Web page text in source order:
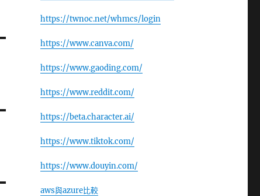
https://twnoc.net/whmcs/login
https://www.canva.com/
https://www.gaoding.com/
https://www.reddit.com/
https://beta.character.ai/
https://www.tiktok.com/
https://www.douyin.com/
aws與azure比較